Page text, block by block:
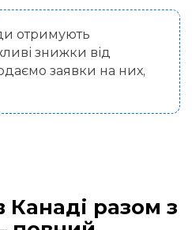
отримують
знижки від
заявки на них,
Канаді разом з